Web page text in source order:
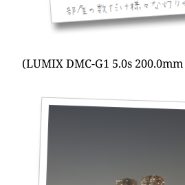
(LUMIX DMC-G1 5.0s